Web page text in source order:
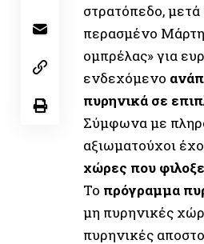
στρατόπεδο,
περασμένο Μάρτη
ομπρέλας» για
ενδεχόμενο
πυρηνικά σε
Σύμφωνα με
αξιωματούχοι
χώρες που
Το πρόγραμμα
μη πυρηνικές
πυρηνικές